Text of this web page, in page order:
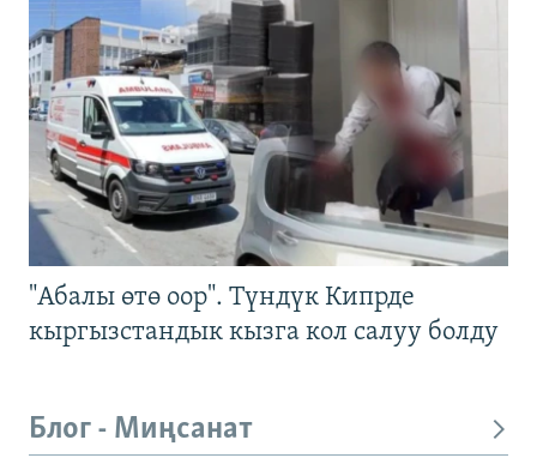
"Абалы өтө оор". Түндүк Кипрде
кыргызстандык кызга кол салуу болду
Блог - Миңсанат